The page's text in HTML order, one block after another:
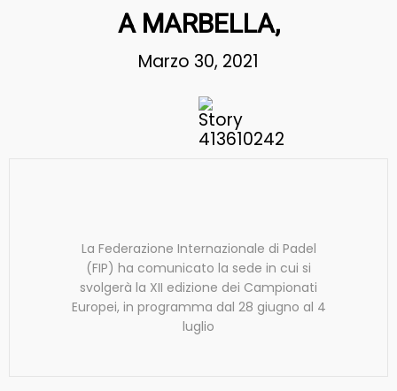
A MARBELLA,
Marzo 30, 2021
La Federazione Internazionale di Padel
(FIP) ha comunicato la sede in cui si
svolgerà la XII edizione dei Campionati
Europei, in programma dal 28 giugno al 4
luglio